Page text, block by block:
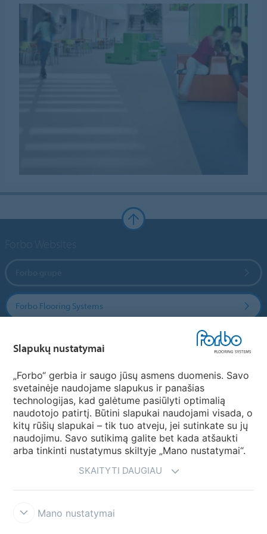
Forbo Flooring Systems
Pasirinkti šalį
Pasirinkite savo šalį
Slapukų nustatymai
„Forbo“ gerbia ir saugo jūsų asmens duomenis. Savo
svetainėje naudojame slapukus ir panašias
technologijas, kad galėtume pasiūlyti optimalią
naudotojo patirtį. Būtini slapukai naudojami visada, o
kitų rūšių slapukai – tik tuo atveju, jei sutinkate su jų
naudojimu. Savo sutikimą galite bet kada atšaukti
arba tinkinti nustatymus skiltyje „Mano nustatymai“.
SKAITYTI DAUGIAU
Mano nustatymai